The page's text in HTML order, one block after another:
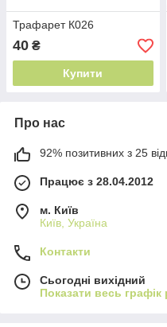
Трафарет К026
40 ₴
Купити
Про нас
92% позитивних з 25
Працює з 28.04.2012
м. Київ
Київ, Україна
Контакти
Сьогодні вихідний
Показати весь графік